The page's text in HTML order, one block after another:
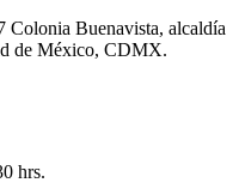
Buenavista, alcaldía
de México, CDMX.
hrs.